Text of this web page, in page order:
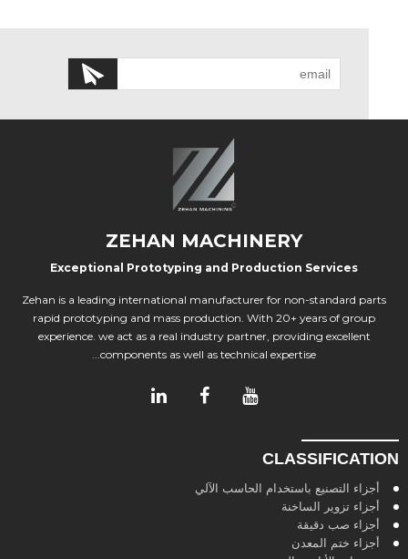
ZEHAN MACHINERY
Exceptional Prototyping and Production Services
Zehan is a leading international manufacturer for non-standard parts
rapid prototyping and mass production. With 20+ years of group
experience. we act as a real industry partner, providing excellent
components as well as technical expertise...
CLASSIFICATION
أجزاء التصنيع باستخدام الحاسب الآلي
أجزاء تزوير الساخنة
أجزاء صب دقيقة
أجزاء ختم المعدن